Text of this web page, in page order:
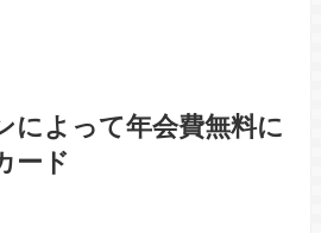
によって年会費無料に
ード